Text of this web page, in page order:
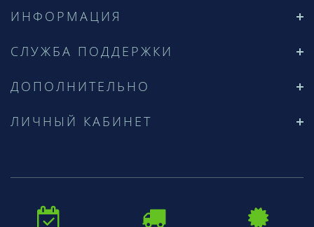
ИНФОРМАЦИЯ
СЛУЖБА ПОДДЕРЖКИ
ДОПОЛНИТЕЛЬНО
ЛИЧНЫЙ КАБИНЕТ